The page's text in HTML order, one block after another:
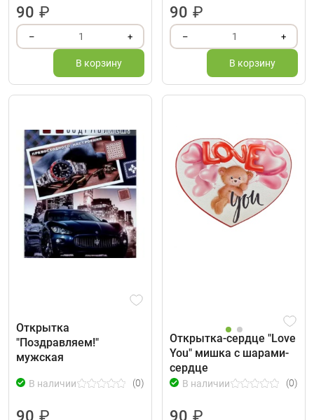
90 ₽
– 1 +
В корзину
90 ₽
– 1 +
В корзину
Открытка
"Поздравляем!"
мужская
В наличии (0)
90 ₽
Открытка-сердце "Love
You" мишка с шарами-
сердце
В наличии (0)
90 ₽